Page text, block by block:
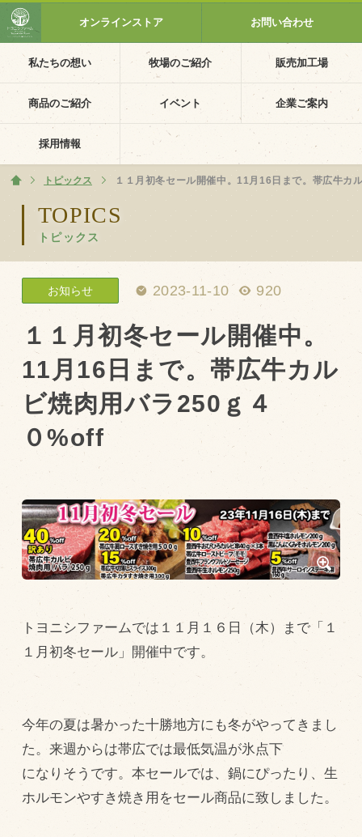
私たちの想い 牧場のご紹介 販売加工場
商品のご紹介 イベント 企業ご案内
採用情報
オンラインストア お問い合わせ
TOPICS
トピックス
ホーム
トピックス １１月初冬セール開催中。11月16日まで。帯広牛カ
お知らせ 2023-11-10 920
１１月初冬セール開催中。
11月16日まで。帯広牛カル
ビ焼肉用バラ250ｇ４
０%off
トヨニシファームでは１１月１６日（木）まで「１
１月初冬セール」開催中です。
今年の夏は暑かった十勝地方にも冬がやってきまし
た。来週からは帯広では最低気温が氷点下
になりそうです。本セールでは、鍋にぴったり、生
ホルモンやすき焼き用をセール商品に致しました。
ホーム
私たちの想い
PV動画
イベントカレンダー
イベント一覧
採用情報
企業ご案内
会社概要・沿革
アクセス
トピックス（新着順）
お知らせ
お客様の声
オリジナル投稿レシピ
十勝帯広の観光
採用情報
blog
牧場の仕事
飼育している牛について
環境・堆肥リサイクル